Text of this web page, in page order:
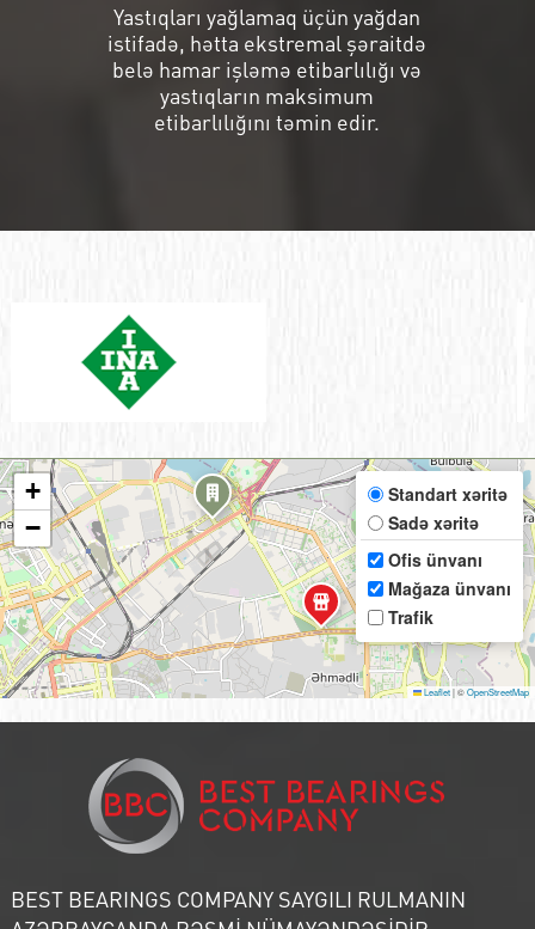
Yastıqları yağlamaq üçün yağdan
istifadə, hətta ekstremal şəraitdə
belə hamar işləmə etibarlılığı və
yastıqların maksimum
etibarlılığını təmin edir.
+
−
Standart xəritə
Sadə xəritə
Ofis ünvanı
Mağaza ünvanı
Trafik
Leaflet|©OpenStreetMap
BEST BEARINGS COMPANY SAYGILI RULMANIN